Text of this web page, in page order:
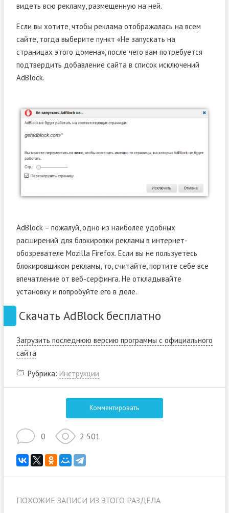
видеть всю рекламу, размещенную на ней.
Если вы хотите, чтобы реклама отображалась на всем
сайте, тогда выберите пункт «Не запускать на
страницах этого домена», после чего вам потребуется
подтвердить добавление сайта в список исключений
AdBlock.
AdBlock – пожалуй, одно из наиболее удобных
расширений для блокировки рекламы в интернет-
обозревателе Mozilla Firefox. Если вы не пользуетесь
блокировщиком рекламы, то, считайте, портите себе все
впечатление от веб-серфинга. Не откладывайте
установку и попробуйте его в деле.
Скачать AdBlock бесплатно
Загрузить последнюю версию программы с официального
сайта
Рубрика: Инструкции
Комментировать
0 2 501
ПОХОЖИЕ ЗАПИСИ ИЗ ЭТОГО РАЗДЕЛА